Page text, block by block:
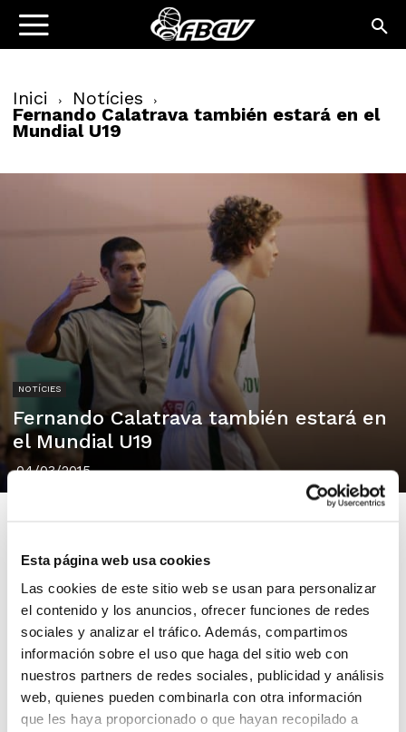
Esta página web usa cookies
Las cookies de este sitio web se usan para personalizar
el contenido y los anuncios, ofrecer funciones de redes
sociales y analizar el tráfico. Además, compartimos
información sobre el uso que haga del sitio web con
nuestros partners de redes sociales, publicidad y análisis
web, quienes pueden combinarla con otra información
que les haya proporcionado o que hayan recopilado a
Inici Notícies
Fernando Calatrava también estará en el
Mundial U19
NOTÍCIES
Fernando Calatrava también estará en
el Mundial U19
04/03/2015
El árbitro internacional de la FBCV Fernando Calatrava
sigue con su gran proyección de las últimas
temporadas y vuelve a ser designado para otro
importante evento este verano.
Hace unos días destacábamos que Fernando
Calatravaarbitraría los cuartos de final de la
Eurochallenge, pero aún más importante es la